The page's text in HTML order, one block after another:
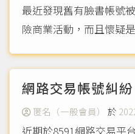
最近發現舊有臉書帳號
險商業活動，而且懷疑
案警察要求我提告該某
法律，該怎麼辦？（
網路交易帳號糾紛
匿名（一般會員） 於
近期於8591網路交易平